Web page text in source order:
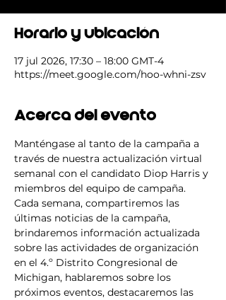
Horario y ubicación
17 jul 2026, 17:30 – 18:00 GMT-4
https://meet.google.com/hoo-whni-zsv
Acerca del evento
Manténgase al tanto de la campaña a
través de nuestra actualización virtual
semanal con el candidato Diop Harris y
miembros del equipo de campaña.
Cada semana, compartiremos las
últimas noticias de la campaña,
brindaremos información actualizada
sobre las actividades de organización
en el 4.º Distrito Congresional de
Michigan, hablaremos sobre los
próximos eventos, destacaremos las